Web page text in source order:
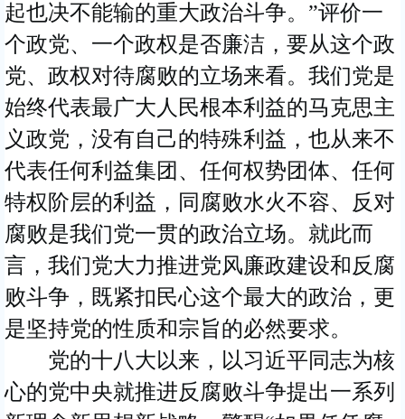
起也决不能输的重大政治斗争。”评价一
个政党、一个政权是否廉洁，要从这个政
党、政权对待腐败的立场来看。我们党是
始终代表最广大人民根本利益的马克思主
义政党，没有自己的特殊利益，也从来不
代表任何利益集团、任何权势团体、任何
特权阶层的利益，同腐败水火不容、反对
腐败是我们党一贯的政治立场。就此而
言，我们党大力推进党风廉政建设和反腐
败斗争，既紧扣民心这个最大的政治，更
是坚持党的性质和宗旨的必然要求。
党的十八大以来，以习近平同志为核
心的党中央就推进反腐败斗争提出一系列